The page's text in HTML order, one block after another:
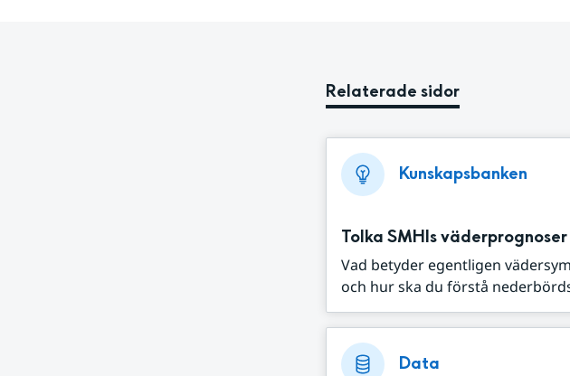
Relaterade sidor
Kunskapsbanken
Tolka SMHIs väderprognoser
Vad betyder egentligen
och hur ska du förstå
Data